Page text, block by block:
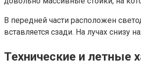
В передней части расположен
вставляется сзади. На лучах снизу
Технические и летные